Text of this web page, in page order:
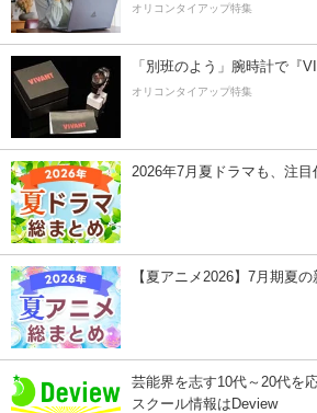
オリコンタイアップ特集
「別班のよう」腕時計で『
オリコンタイアップ特集
2026年7月夏ドラマも、注目
【夏アニメ2026】7月期夏
芸能界を志す10代～20代を
スクール情報はDeview